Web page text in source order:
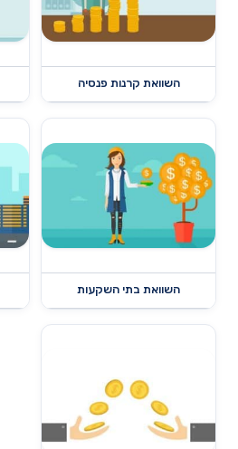
השוואת קרנות פנסיה
השוואת בתי השקעות